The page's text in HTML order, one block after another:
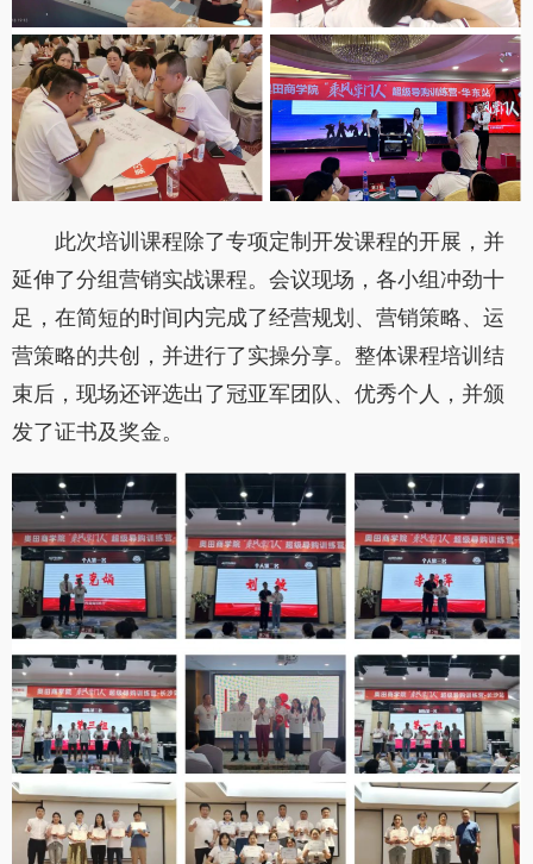
此次培训课程除了专项定制开发课程的开展，并
延伸了分组营销实战课程。会议现场，各小组冲劲十
足，在简短的时间内完成了经营规划、营销策略、运
营策略的共创，并进行了实操分享。整体课程培训结
束后，现场还评选出了冠亚军团队、优秀个人，并颁
发了证书及奖金。